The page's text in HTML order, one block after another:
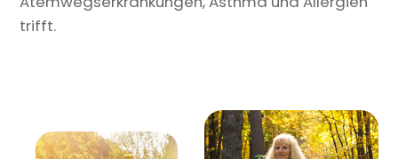
trifft.